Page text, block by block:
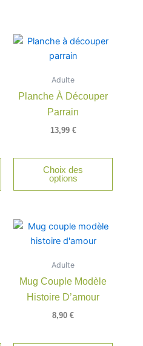
variations.
être
Adulte
Planche À Découper
Parrain
13,99 €
Choix des
options
Adulte
Mug Couple Modèle
Histoire D’amour
8,90 €
être